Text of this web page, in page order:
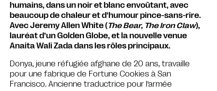
humains, dans un noir et blanc envoûtant, avec
beaucoup de chaleur et d’humour pince-sans-rire.
Avec Jeremy Allen White (The Bear, The Iron Claw),
lauréat d’un Golden Globe, et la nouvelle venue
Anaita Wali Zada dans les rôles principaux.
Donya, jeune réfugiée afghane de 20 ans, travaille
pour une fabrique de Fortune Cookies à San
Francisco. Ancienne traductrice pour l’armée